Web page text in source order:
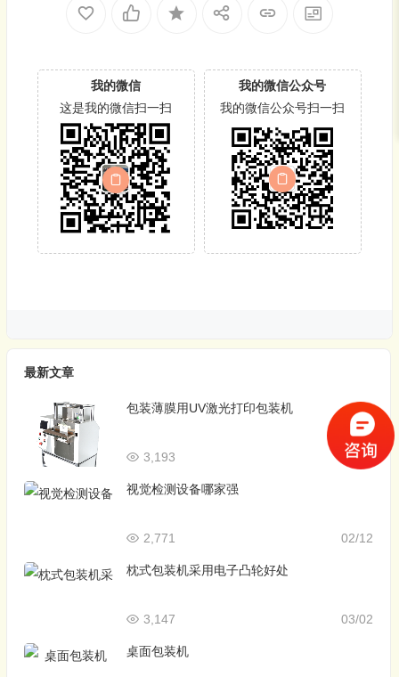
我的微信
这是我的微信扫一扫
我的微信公众号
我的微信公众号扫一扫
最新文章
包装薄膜用UV激光打印包装机
12/09
3,193
视觉检测设备哪家强
02/12
2,771
枕式包装机采用电子凸轮好处
03/02
3,147
桌面包装机